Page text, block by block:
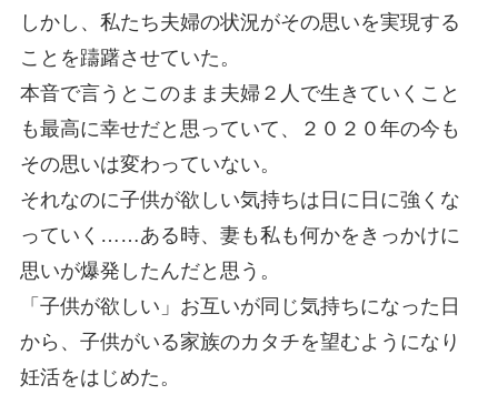
しかし、私たち夫婦の状況がその思いを実現する
ことを躊躇させていた。
本音で言うとこのまま夫婦２人で生きていくこと
も最高に幸せだと思っていて、２０２０年の今も
その思いは変わっていない。
それなのに子供が欲しい気持ちは日に日に強くな
っていく……ある時、妻も私も何かをきっかけに
思いが爆発したんだと思う。
「子供が欲しい」お互いが同じ気持ちになった日
から、子供がいる家族のカタチを望むようになり
妊活をはじめた。